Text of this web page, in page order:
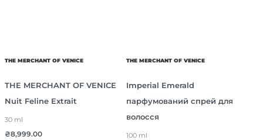
THE MERCHANT OF VENICE
THE MERCHANT OF VENICE
Nuit Feline Extrait
30 ml
₴8,999.00
THE MERCHANT OF VENICE
Imperial Emerald
парфумований спрей для
волосся
100 ml